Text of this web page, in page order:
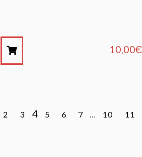
10,00€
2 3 4 5 6 7 … 10 11